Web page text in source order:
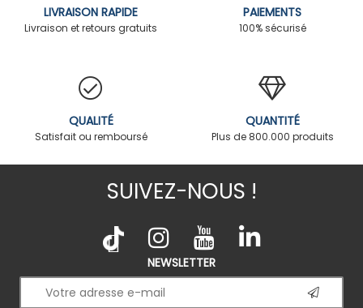
LIVRAISON RAPIDE
Livraison et retours gratuits
PAIEMENTS
100% sécurisé
QUALITÉ
Satisfait ou remboursé
QUANTITÉ
Plus de 800.000 produits
SUIVEZ-NOUS !
NEWSLETTER